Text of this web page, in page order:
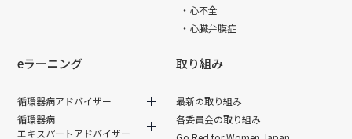
・心不全
・心臓弁膜症
eラーニング
循環器病アドバイザー
循環器病
エキスパートアドバイザー
取り組み
最新の取り組み
各委員会の取り組み